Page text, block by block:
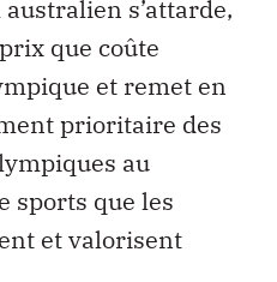
s’attarde,
que coûte
et remet en
prioritaire des
au
sports que les
et valorisent